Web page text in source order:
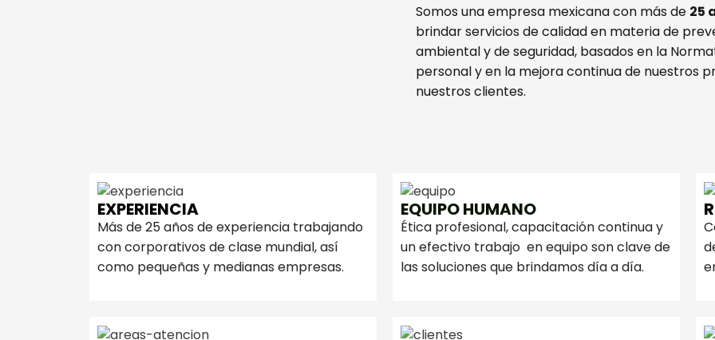
Somos una empresa mexicana con más de 25
brindar servicios de calidad en materia de
ambiental y de seguridad, basados en la
personal y en la mejora continua de nuestros
nuestros clientes.
EXPERIENCIA
Más de 25 años de experiencia trabajando
con corporativos de clase mundial, así
como pequeñas y medianas empresas.
EQUIPO HUMANO
Ética profesional, capacitación continua y
un efectivo trabajo en equipo son clave de
las soluciones que brindamos día a día.